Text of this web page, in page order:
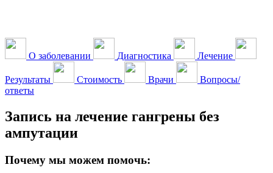
О заболевании Диагностика Лечение
Результаты Стоимость Врачи
Вопросы/
ответы
Запись на лечение гангрены без
ампутации
Почему мы можем помочь: